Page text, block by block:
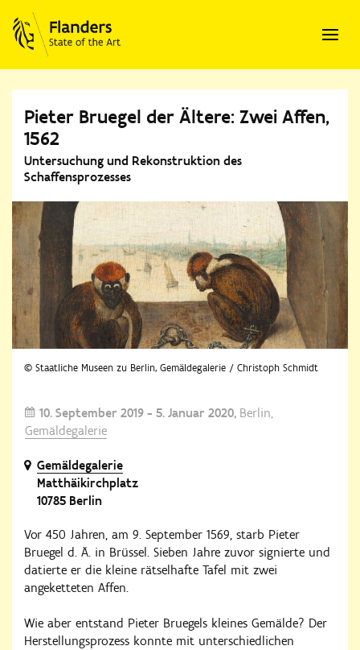
Pieter Bruegel der Ältere: Zwei Affen,
1562
Untersuchung und Rekonstruktion des
Schaffensprozesses
© Staatliche Museen zu Berlin, Gemäldegalerie / Christoph Schmidt
10. September 2019 - 5. Januar 2020 Berlin,
Gemäldegalerie
Gemäldegalerie
Matthäikirchplatz
10785 Berlin
Vor 450 Jahren, am 9. September 1569, starb Pieter
Bruegel d. Ä. in Brüssel. Sieben Jahre zuvor signierte und
datierte er die kleine rätselhafte Tafel mit zwei
angeketteten Affen.
Wie aber entstand Pieter Bruegels kleines Gemälde? Der
Herstellungsprozess konnte mit unterschiedlichen